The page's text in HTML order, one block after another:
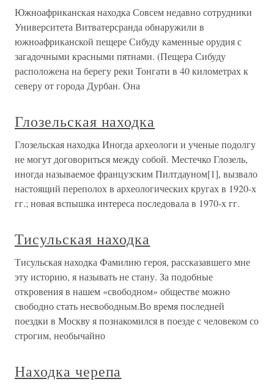
Южноафриканская находка Совсем недавно сотрудники
Университета Витватерсранда обнаружили в
южноафриканской пещере Сибуду каменные орудия с
загадочными красными пятнами. (Пещера Сибуду
расположена на берегу реки Тонгати в 40 километрах к
северу от города Дурбан. Она
Глозельская находка
Глозельская находка Иногда археологи и ученые подолгу
не могут договориться между собой. Местечко Глозель,
иногда называемое французским Пилтдауном[1], вызвало
настоящий переполох в археологических кругах в 1920-х
гг.; новая вспышка интереса последовала в 1970-х гг.
Тисульская находка
Тисульская находка Фамилию героя, рассказавшего мне
эту историю, я называть не стану. За подобные
откровения в нашем «свободном» обществе можно
свободно стать несвободным.Во время последней
поездки в Москву я познакомился в поезде с человеком со
строгим, необычайно
Находка черепа